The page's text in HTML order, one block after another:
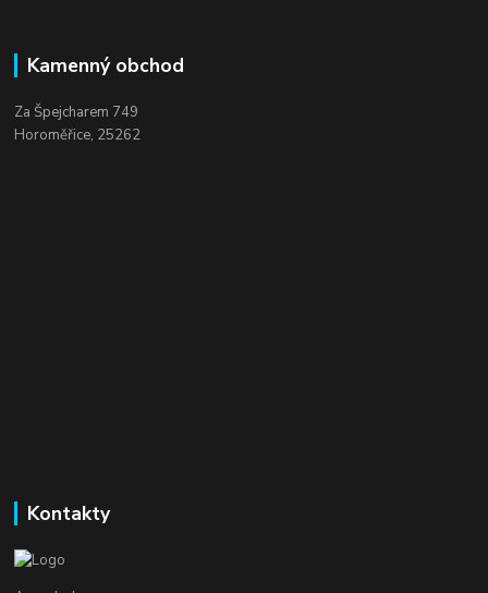
Kamenný obchod
Za Špejcharem 749
Horoměřice, 25262
Kontakty